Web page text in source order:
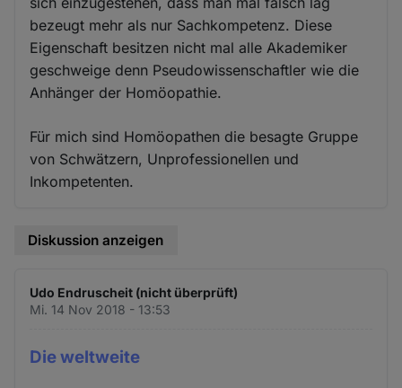
bezeugt mehr als nur Sachkompetenz. Diese
Eigenschaft besitzen nicht mal alle Akademiker
geschweige denn Pseudowissenschaftler wie die
Anhänger der Homöopathie.
Für mich sind Homöopathen die besagte Gruppe
von Schwätzern, Unprofessionellen und
Inkompetenten.
Diskussion anzeigen
Udo Endruscheit (nicht überprüft)
Mi. 14 Nov 2018 - 13:53
Die weltweite